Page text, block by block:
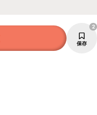
保存
2